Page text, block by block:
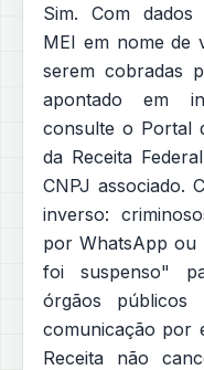
Sim. Com dados
MEI em nome de
serem cobradas
apontado em
consulte o Portal
da Receita
CNPJ associado.
inverso:
por WhatsApp ou
foi suspenso"
órgãos
comunicação por
Receita não